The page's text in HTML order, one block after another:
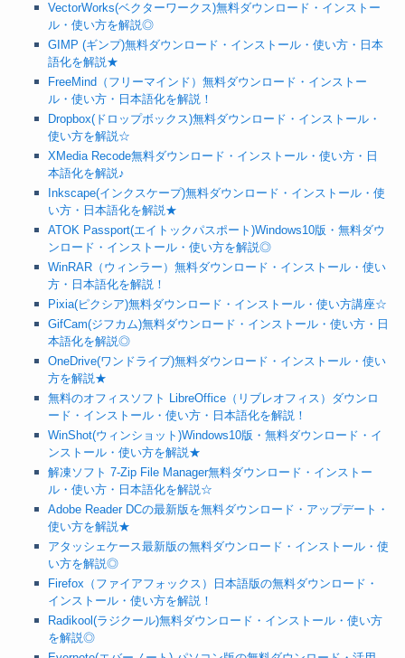
VectorWorks(ベクターワークス)無料ダウンロード・インストー
ル・使い方を解説◎
GIMP (ギンプ)無料ダウンロード・インストール・使い方・日本
語化を解説★
FreeMind（フリーマインド）無料ダウンロード・インストー
ル・使い方・日本語化を解説！
Dropbox(ドロップボックス)無料ダウンロード・インストール・
使い方を解説☆
XMedia Recode無料ダウンロード・インストール・使い方・日
本語化を解説♪
Inkscape(インクスケープ)無料ダウンロード・インストール・使
い方・日本語化を解説★
ATOK Passport(エイトックパスポート)Windows10版・無料ダウ
ンロード・インストール・使い方を解説◎
WinRAR（ウィンラー）無料ダウンロード・インストール・使い
方・日本語化を解説！
Pixia(ピクシア)無料ダウンロード・インストール・使い方講座☆
GifCam(ジフカム)無料ダウンロード・インストール・使い方・日
本語化を解説◎
OneDrive(ワンドライブ)無料ダウンロード・インストール・使い
方を解説★
無料のオフィスソフト LibreOffice（リブレオフィス）ダウンロ
ード・インストール・使い方・日本語化を解説！
WinShot(ウィンショット)Windows10版・無料ダウンロード・イ
ンストール・使い方を解説★
解凍ソフト 7-Zip File Manager無料ダウンロード・インストー
ル・使い方・日本語化を解説☆
Adobe Reader DCの最新版を無料ダウンロード・アップデート・
使い方を解説★
アタッシェケース最新版の無料ダウンロード・インストール・使
い方を解説◎
Firefox（ファイアフォックス）日本語版の無料ダウンロード・
インストール・使い方を解説！
Radikool(ラジクール)無料ダウンロード・インストール・使い方
を解説◎